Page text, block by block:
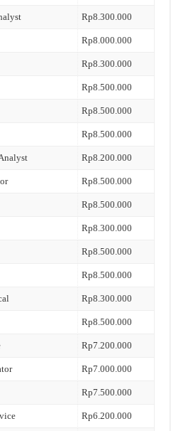
Rp8.300.000
Rp8.000.000
Rp8.300.000
Rp8.500.000
Rp8.500.000
Rp8.500.000
Rp8.200.000
Rp8.500.000
Rp8.500.000
Rp8.300.000
Rp8.500.000
Rp8.500.000
Rp8.300.000
Rp8.500.000
Rp7.200.000
Rp7.000.000
Rp7.500.000
Rp6.200.000